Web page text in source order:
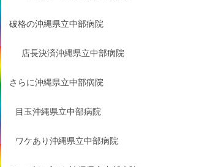
破格の沖縄県立中部病院
店長決済沖縄県立中部病院
さらに沖縄県立中部病院
目玉沖縄県立中部病院
ワケあり沖縄県立中部病院